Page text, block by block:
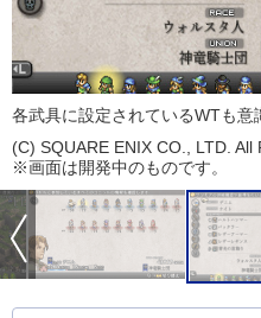
各武具に設定されているWTも意
(C) SQUARE ENIX CO., LTD. All
※画面は開発中のものです。